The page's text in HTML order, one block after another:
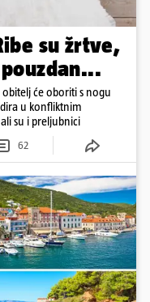
su žrtve,
će oboriti s nogu
u konfliktnim
su i preljubnici
62